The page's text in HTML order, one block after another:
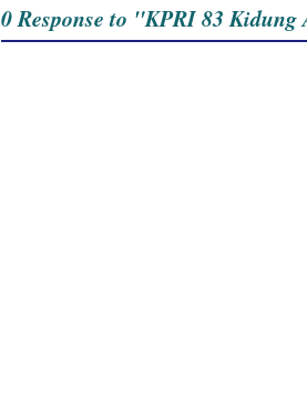
0 Response to "KPRI 83